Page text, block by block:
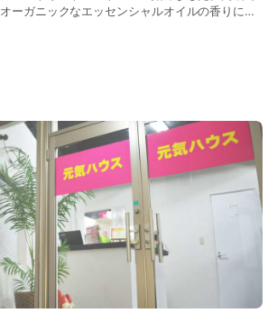
オーガニックなエッセンシャルオイルの香りに包